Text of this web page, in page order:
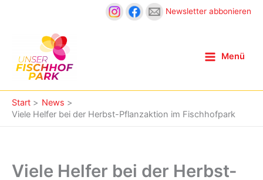
Newsletter abbonieren
Menü
Start
News
Viele Helfer bei der Herbst-Pflanzaktion im Fischhofpark
Viele Helfer bei der Herbst-